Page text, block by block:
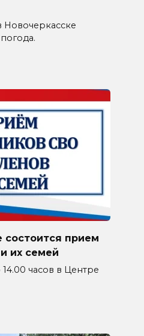
состоится прием
их семей
14.00 часов в Центре